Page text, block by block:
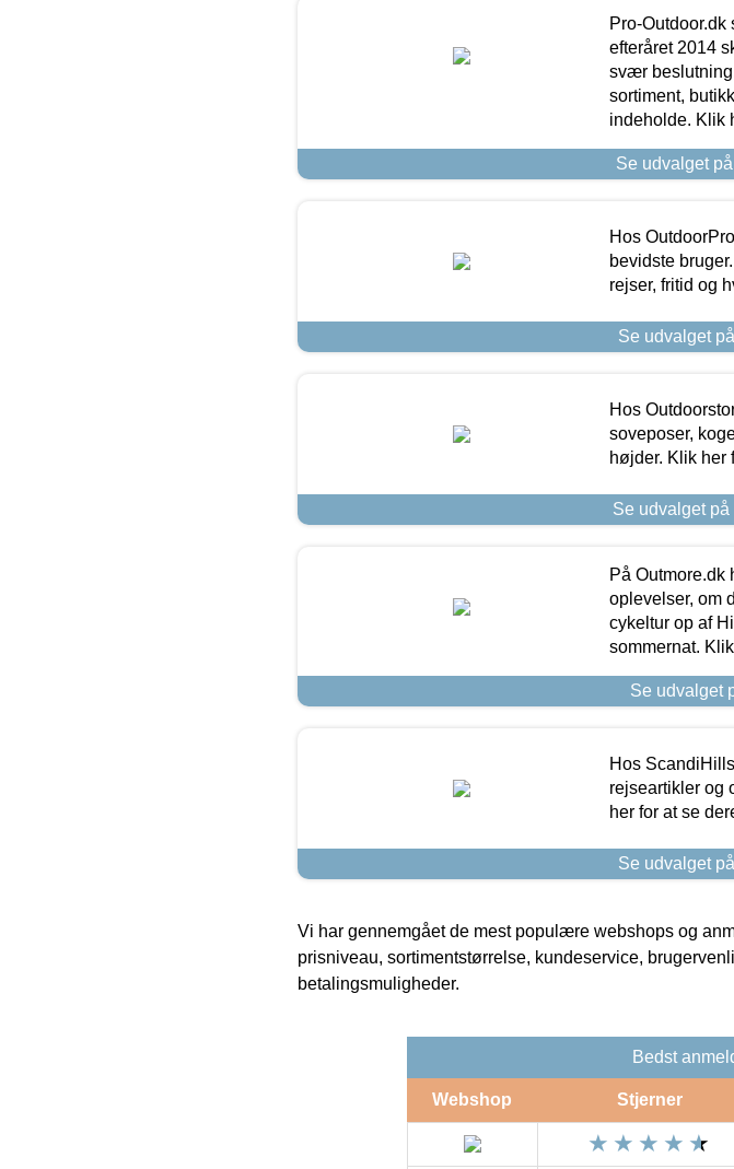
Pro-
efteråret 2014
svær
sortiment,
indeholde. Klik
Se udvalget
Hos
bevidste
rejser, fritid og
Se udvalget
Hos
soveposer,
højder. Klik her
Se udvalget
På Outmore.dk
oplevelser, om
cykeltur op af
sommernat.
Se udvalget
Hos
rejseartikler og
her for at se
Se udvalget
Vi har gennemgået de mest populære webshops og
prisniveau, sortimentstørrelse, kundeservice,
betalingsmuligheder.
Bedst
Webshop Stjerner